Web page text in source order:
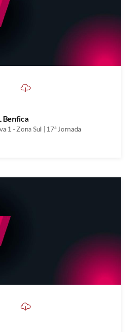
Benfica
1 - Zona Sul | 17ª Jornada